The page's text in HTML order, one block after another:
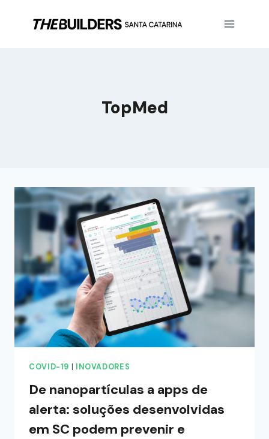
TopMed
COVID-19 INOVADORES
De nanopartículas a apps de
alerta: soluções desenvolvidas
em SC podem prevenir e